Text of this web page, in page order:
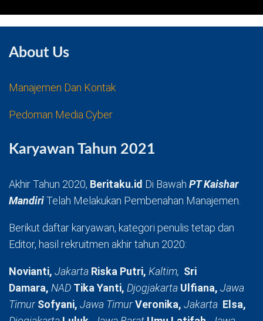
About Us
Manajemen Dan Kontak
Pedoman Media Cyber
Karyawan Tahun 2021
Akhir Tahun 2020, Beritaku.id Di Bawah PT Kaishar
MandiriTelah Melakukan Pembenahan Manajemen.
Berikut daftar karyawan, kategori penulis tetap dan
Editor, hasil rekruitmen akhir tahun 2020:
Novianti, Jakarta Riska Putri, Kaltim, Sri
Damara, NAD Tika Yanti, Djogjakarta Ulfiana, Jawa
TimurSofyani, Jawa TimurVeronika, Jakarta Elsa,